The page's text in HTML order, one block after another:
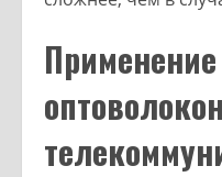
Применение